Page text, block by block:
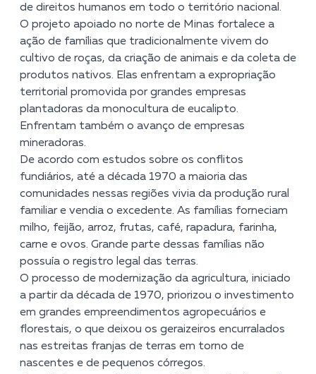
de direitos humanos em todo o território nacional.
O projeto apoiado no norte de Minas fortalece a
ação de famílias que tradicionalmente vivem do
cultivo de roças, da criação de animais e da coleta de
produtos nativos. Elas enfrentam a expropriação
territorial promovida por grandes empresas
plantadoras da monocultura de eucalipto.
Enfrentam também o avanço de empresas
mineradoras.
De acordo com estudos sobre os conflitos
fundiários, até a década 1970 a maioria das
comunidades nessas regiões vivia da produção rural
familiar e vendia o excedente. As famílias forneciam
milho, feijão, arroz, frutas, café, rapadura, farinha,
carne e ovos. Grande parte dessas famílias não
possuía o registro legal das terras.
O processo de modernização da agricultura, iniciado
a partir da década de 1970, priorizou o investimento
em grandes empreendimentos agropecuários e
florestais, o que deixou os geraizeiros encurralados
nas estreitas franjas de terras em torno de
nascentes e de pequenos córregos.